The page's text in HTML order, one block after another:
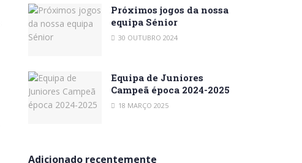
Próximos jogos da nossa
equipa Sénior
30 OUTUBRO 2024
Equipa de Juniores
Campeã época 2024-2025
18 MARÇO 2025
Adicionado recentemente